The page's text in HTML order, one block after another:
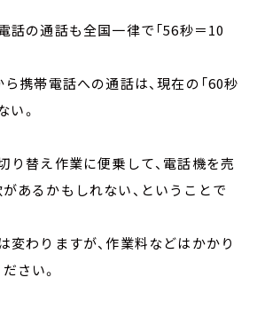
話の通話も全国一律で「56秒＝10
ら携帯電話への通話は、現在の「60秒
い。
り替え作業に便乗して、電話機を売
あるかもしれない、ということで
変わりますが、作業料などはかかり
さい。